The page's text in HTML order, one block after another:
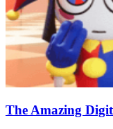
The Amazing